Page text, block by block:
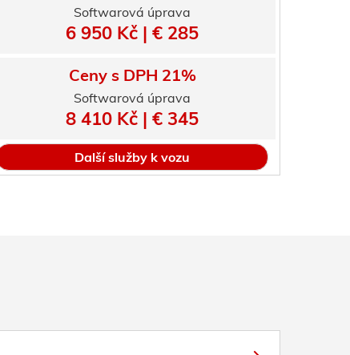
Softwarová úprava
6 950 Kč | € 285
Ceny s DPH 21%
Softwarová úprava
8 410 Kč | € 345
Další služby k vozu